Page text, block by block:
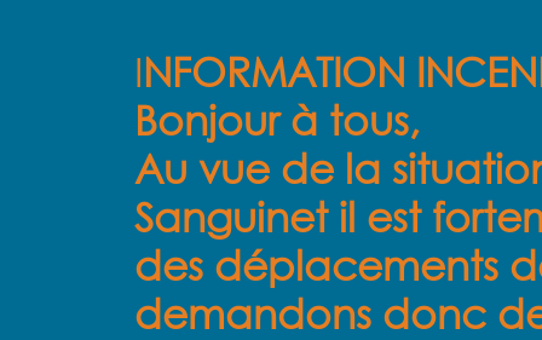
INFORMATION
Bonjour à tous,
Au vue de la
Sanguinet il est
des déplacements
demandons donc